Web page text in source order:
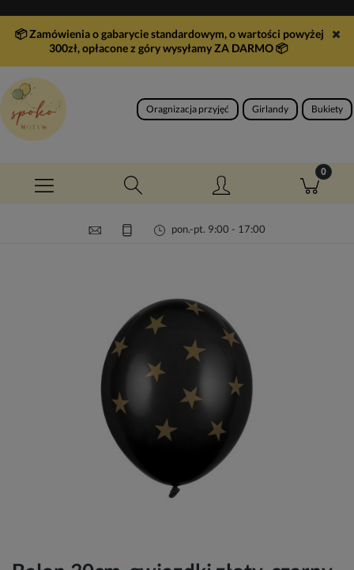
📦 Zamówienia o gabarycie standardowym, o wartości powyżej
300zł, opłacone z góry wysyłamy ZA DARMO📦
Oragnizacja przyjęć Girlandy Bukiety
pon.-pt. 9:00 - 17:00